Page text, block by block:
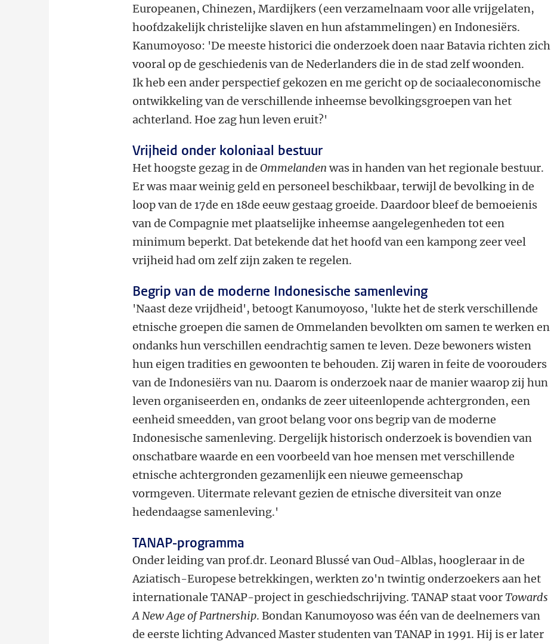
Europeanen, Chinezen, Mardijkers (een verzamelnaam voor alle vrijgelaten,
hoofdzakelijk christelijke slaven en hun afstammelingen) en Indonesiërs.
Kanumoyoso: 'De meeste historici die onderzoek doen naar Batavia richten zich
vooral op de geschiedenis van de Nederlanders die in de stad zelf woonden.
Ik heb een ander perspectief gekozen en me gericht op de sociaaleconomische
ontwikkeling van de verschillende inheemse bevolkingsgroepen van het
achterland. Hoe zag hun leven eruit?'
Vrijheid onder koloniaal bestuur
Het hoogste gezag in deOmmelandenwas in handen van het regionale bestuur.
Er was maar weinig geld en personeel beschikbaar, terwijl de bevolking in de
loop van de 17de en 18de eeuw gestaag groeide. Daardoor bleef de bemoeienis
van de Compagnie met plaatselijke inheemse aangelegenheden tot een
minimum beperkt. Dat betekende dat het hoofd van een kampong zeer veel
vrijheid had om zelf zijn zaken te regelen.
Begrip van de moderne Indonesische samenleving
'Naast deze vrijdheid', betoogt Kanumoyoso, 'lukte het de sterk verschillende
etnische groepen die samen de Ommelanden bevolkten om samen te werken en
ondanks hun verschillen eendrachtig samen te leven. Deze bewoners wisten
hun eigen tradities en gewoonten te behouden. Zij waren in feite de voorouders
van de Indonesiërs van nu. Daarom is onderzoek naar de manier waarop zij hun
leven organiseerden en, ondanks de zeer uiteenlopende achtergronden, een
eenheid smeedden, van groot belang voor ons begrip van de moderne
Indonesische samenleving. Dergelijk historisch onderzoek is bovendien van
onschatbare waarde en een voorbeeld van hoe mensen met verschillende
etnische achtergronden gezamenlijk een nieuwe gemeenschap
vormgeven. Uitermate relevant gezien de etnische diversiteit van onze
hedendaagse samenleving.'
TANAP-programma
Onder leiding van prof.dr. Leonard Blussé van Oud-Alblas, hoogleraar in de
Aziatisch-Europese betrekkingen, werkten zo'n twintig onderzoekers aan het
internationale TANAP-project in geschiedschrijving. TANAP staat voorTowards
A New Age of Partnership. Bondan Kanumoyoso was één van de deelnemers van
de eerste lichting Advanced Master studenten van TANAP in 1991. Hij is er later